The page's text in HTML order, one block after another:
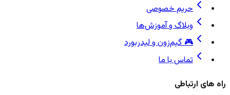
حریم خصوصی
وبلاگ و آموزش‌ها
🎮 گیم‌زون و لیدربورد
تماس با ما
راه های ارتباطی